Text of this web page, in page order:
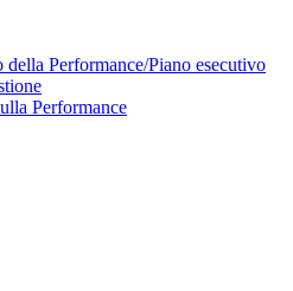
della Performance/Piano esecutivo
Performance